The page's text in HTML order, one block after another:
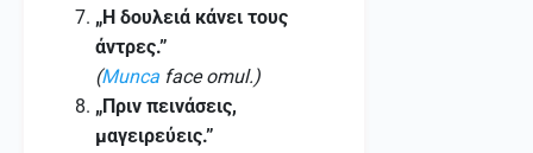
„Η δουλειά κάνει τους
άντρες.”
(Munca face omul.)
„Πριν πεινάσεις,
μαγειρεύεις.”